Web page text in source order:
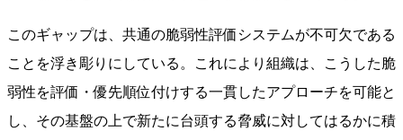
このギャップは、共通の脆弱性評価システムが不可欠である
ことを浮き彫りにしている。これにより組織は、こうした脆
弱性を評価・優先順位付けする一貫したアプローチを可能と
し、その基盤の上で新たに台頭する脅威に対してはるかに積